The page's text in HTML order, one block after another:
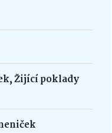
Žijící poklady